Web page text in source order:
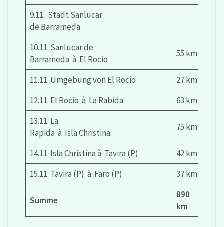
9.11. Stadt Sanlucar
de Barrameda
10.11. Sanlucar de
Barrameda à El Rocio
55 km
11.11. Umgebung von El Rocio
27 km
12.11. El Rocio à La Rabida
63 km
13.11. La
Rapida à Isla Christina
75 km
14.11. Isla Christina à Tavira (P)
42 km
15.11. Tavira (P) à Faro (P)
37 km
Summe
890
km